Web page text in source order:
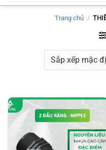
Trang chủ /